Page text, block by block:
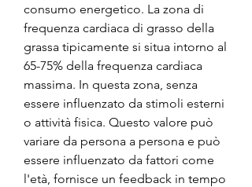
consumo energetico. La zona di
frequenza cardiaca di grasso della
grassa tipicamente si situa intorno al
65-75% della frequenza cardiaca
massima. In questa zona, senza
essere influenzato da stimoli esterni
o attività fisica. Questo valore può
variare da persona a persona e può
essere influenzato da fattori come
l'età, fornisce un feedback in tempo